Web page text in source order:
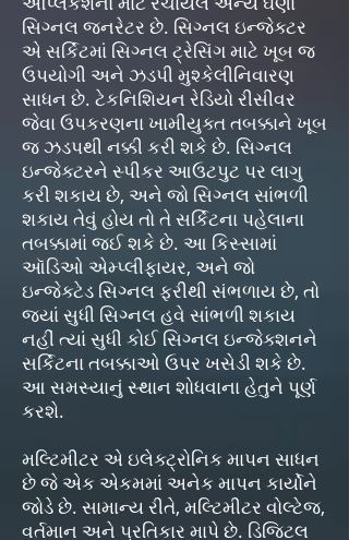
સિગ્નલ જનરેટર છે. સિગ્નલ ઇન્જેક્ટર
એ સર્કિટમાં સિગ્નલ ટ્રેસિંગ માટે ખૂબ જ
ઉપયોગી અને ઝડપી મુશ્કેલીનિવારણ
સાધન છે. ટેકનિશિયન રેડિયો રીસીવર
જેવા ઉપકરણના ખામીયુક્ત તબક્કાને ખૂબ
જ ઝડપથી નક્કી કરી શકે છે. સિગ્નલ
ઇન્જેક્ટરને સ્પીકર આઉટપુટ પર લાગુ
કરી શકાય છે, અને જો સિગ્નલ સાંભળી
શકાય તેવું હોય તો તે સર્કિટના પહેલાના
તબક્કામાં જઈ શકે છે. આ કિસ્સામાં
ઑડિઓ એમ્પ્લીફાયર, અને જો
ઇન્જેક્ટેડ સિગ્નલ ફરીથી સંભળાય છે, તો
જ્યાં સુધી સિગ્નલ હવે સાંભળી શકાય
નહીં ત્યાં સુધી કોઈ સિગ્નલ ઇન્જેક્શનને
સર્કિટના તબક્કાઓ ઉપર ખસેડી શકે છે.
આ સમસ્યાનું સ્થાન શોધવાના હેતુને પૂર્ણ
કરશે.
મલ્ટિમીટર એ ઇલેક્ટ્રોનિક માપન સાધન
છે જે એક એકમમાં અનેક માપન કાર્યોને
જોડે છે. સામાન્ય રીતે, મલ્ટિમીટર વોલ્ટેજ,
વર્તમાન અને પ્રતિકાર માપે છે. ડિજિટલ